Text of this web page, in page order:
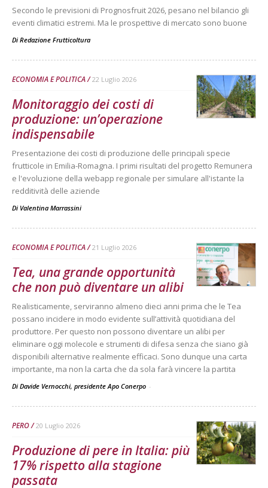
Secondo le previsioni di Prognosfruit 2026, pesano nel bilancio gli
eventi climatici estremi. Ma le prospettive di mercato sono buone
Di Redazione Frutticoltura
ECONOMIA E POLITICA 22 Luglio 2026
Monitoraggio dei costi di
produzione: un’operazione
indispensabile
Presentazione dei costi di produzione delle principali specie
frutticole in Emilia-Romagna. I primi risultati del progetto Remunera
e l'evoluzione della webapp regionale per simulare all'istante la
redditività delle aziende
Di Valentina Marrassini
ECONOMIA E POLITICA 21 Luglio 2026
Tea, una grande opportunità
che non può diventare un alibi
Realisticamente, serviranno almeno dieci anni prima che le Tea
possano incidere in modo evidente sull’attività quotidiana del
produttore. Per questo non possono diventare un alibi per
eliminare oggi molecole e strumenti di difesa senza che siano già
disponibili alternative realmente efficaci. Sono dunque una carta
importante, ma non la carta che da sola farà vincere la partita
Di Davide Vernocchi, presidente Apo Conerpo -
PERO 20 Luglio 2026
Produzione di pere in Italia: più
17% rispetto alla stagione
passata